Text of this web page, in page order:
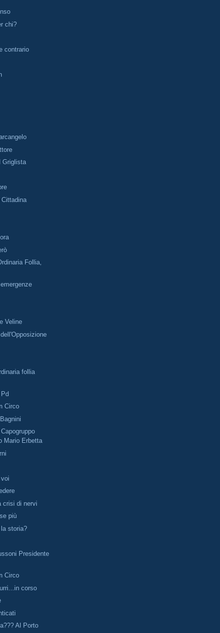
chi?
contrario
Griglista
Follia,
Veline
follia
Circo
Mario Erbetta
crisi di nervi
più
storia?
Presidente
Circo
corso
Al Porto